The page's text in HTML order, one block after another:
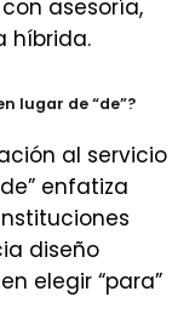
asesoría,
híbrida.
lugar de “de”?
al servicio
enfatiza
diseño
elegir “para”